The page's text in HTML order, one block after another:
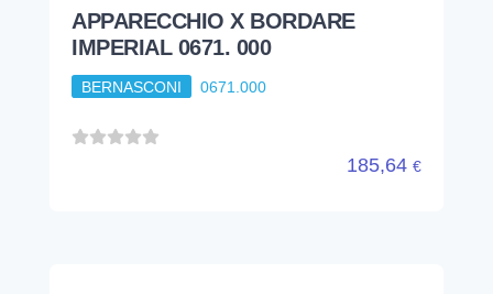
APPARECCHIO X BORDARE
IMPERIAL 0671. 000
BERNASCONI 0671.000
185,64 €